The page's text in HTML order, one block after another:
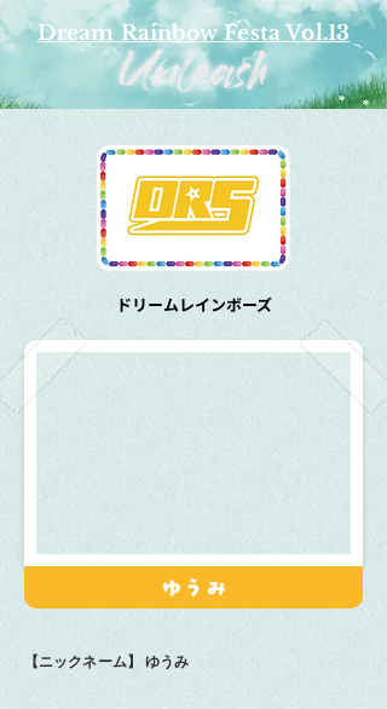
Dream Rainbow Festa Vol.13
​ドリームレインボーズ
ゆうみ
【ニックネーム】 ゆうみ